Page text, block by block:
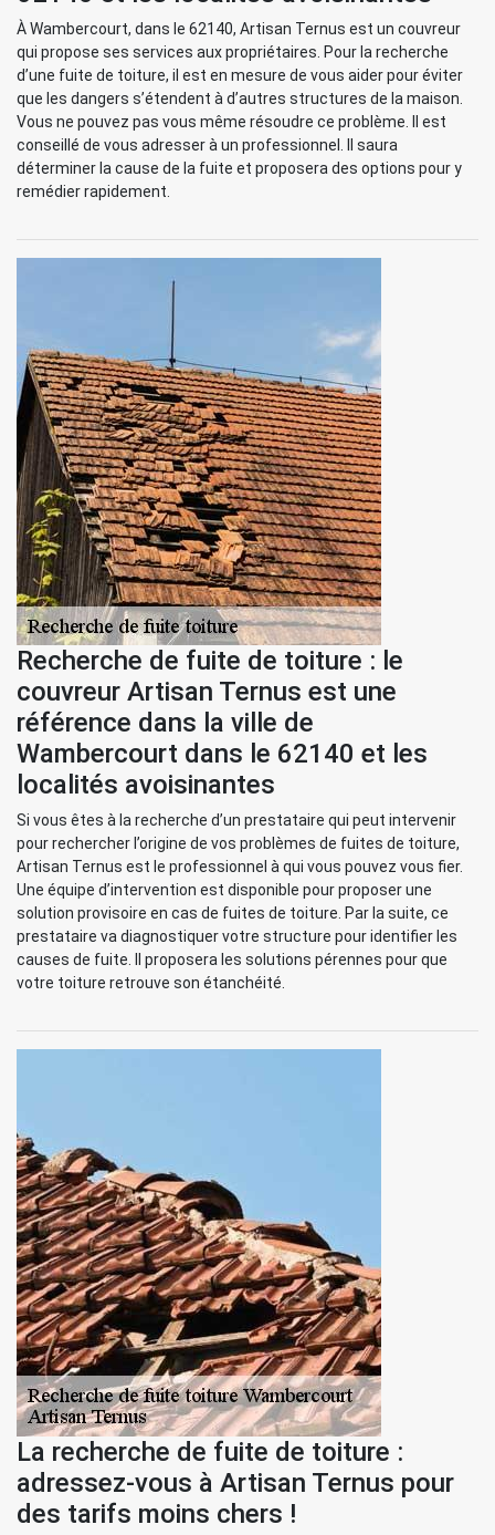
À Wambercourt, dans le 62140, Artisan Ternus est un couvreur
qui propose ses services aux propriétaires. Pour la recherche
d’une fuite de toiture, il est en mesure de vous aider pour éviter
que les dangers s’étendent à d’autres structures de la maison.
Vous ne pouvez pas vous même résoudre ce problème. Il est
conseillé de vous adresser à un professionnel. Il saura
déterminer la cause de la fuite et proposera des options pour y
remédier rapidement.
Recherche de fuite de toiture : le
couvreur Artisan Ternus est une
référence dans la ville de
Wambercourt dans le 62140 et les
localités avoisinantes
Si vous êtes à la recherche d’un prestataire qui peut intervenir
pour rechercher l’origine de vos problèmes de fuites de toiture,
Artisan Ternus est le professionnel à qui vous pouvez vous fier.
Une équipe d’intervention est disponible pour proposer une
solution provisoire en cas de fuites de toiture. Par la suite, ce
prestataire va diagnostiquer votre structure pour identifier les
causes de fuite. Il proposera les solutions pérennes pour que
votre toiture retrouve son étanchéité.
La recherche de fuite de toiture :
adressez-vous à Artisan Ternus pour
des tarifs moins chers !